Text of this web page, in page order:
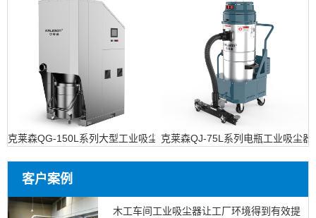
克莱森QG-150L系列大型工业吸尘设备克莱森QJ-75L系列电瓶工业吸尘器
客户案例
木工车间工业吸尘器让工厂环境得到有效提